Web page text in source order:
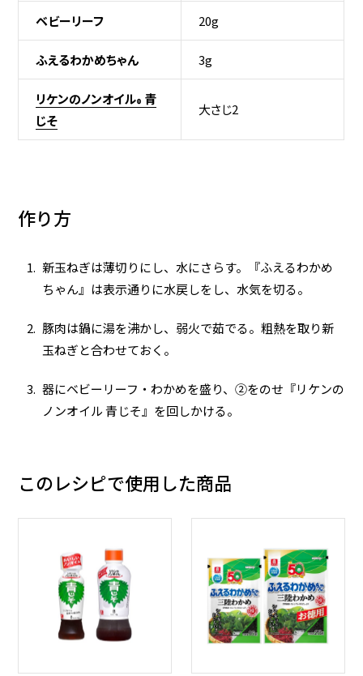
ベビーリーフ 20g
ふえるわかめちゃん 3g
リケンのノンオイル® 青
じそ
大さじ2
作り方
新玉ねぎは薄切りにし、水にさらす。『ふえるわかめ
ちゃん』は表示通りに水戻しをし、水気を切る。
豚肉は鍋に湯を沸かし、弱火で茹でる。粗熱を取り新
玉ねぎと合わせておく。
器にベビーリーフ・わかめを盛り、②をのせ『リケンの
ノンオイル 青じそ』を回しかける。
このレシピで使用した商品